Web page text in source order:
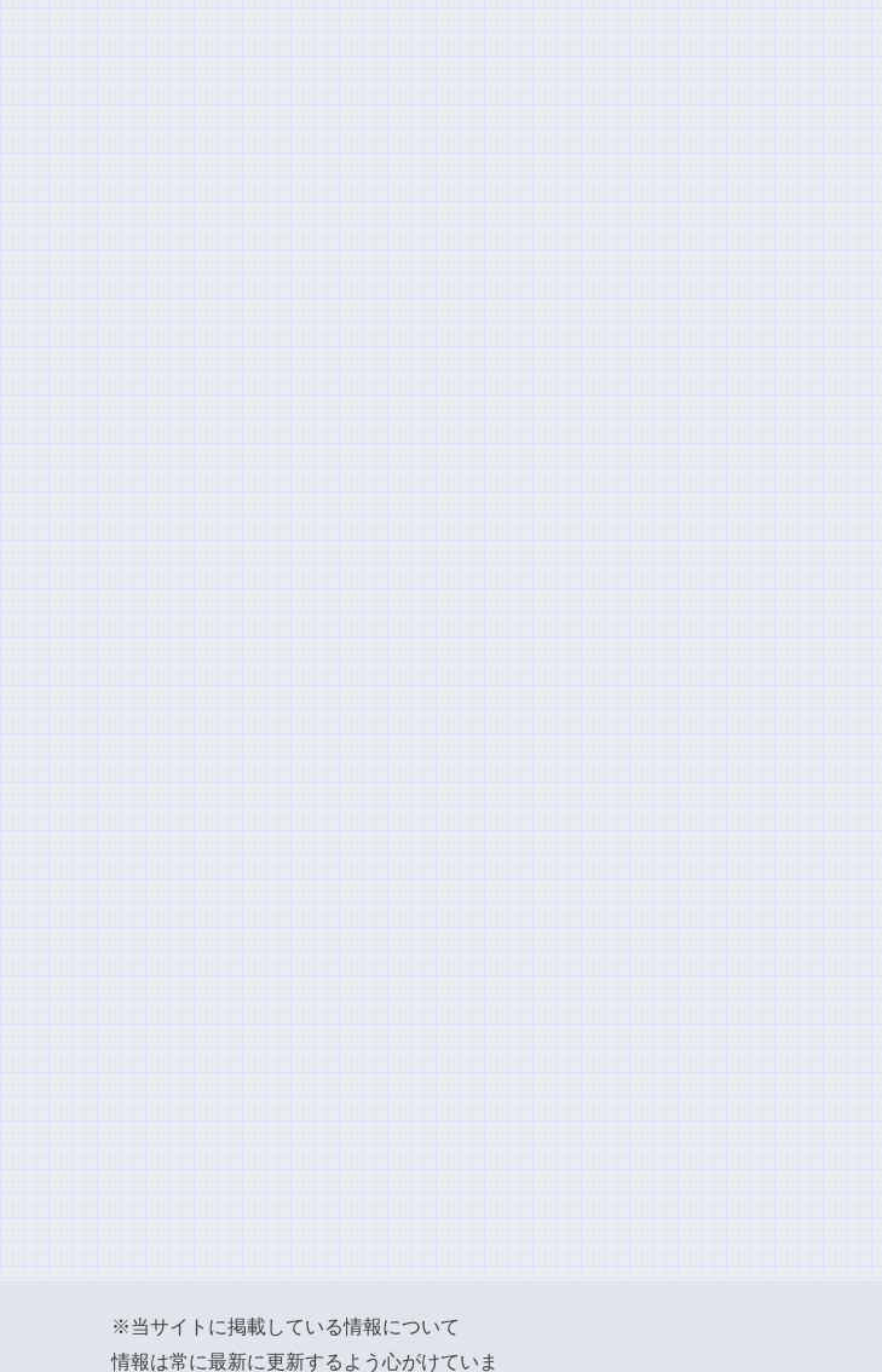
※当サイトに掲載している情報について
情報は常に最新に更新するよう心がけていま